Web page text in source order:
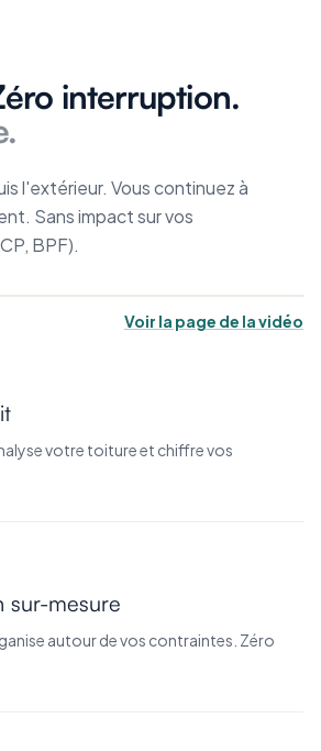
interruption.
l'extérieur. Vous continuez à
Sans impact sur vos
BPF).
Voir la page de la vidéo
votre toiture et chiffre vos
sur-mesure
autour de vos contraintes. Zéro